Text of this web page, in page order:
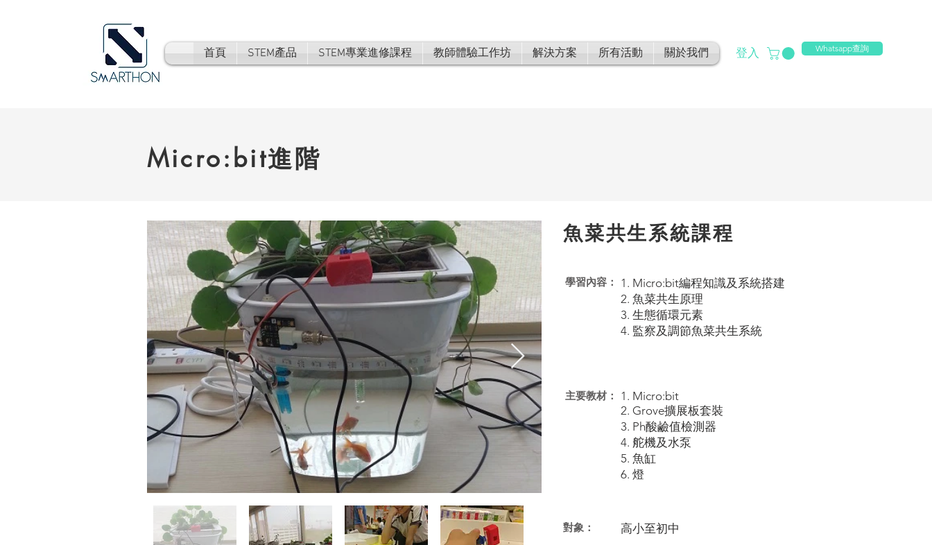
首頁 STEM產品 STEM專業進修課程 教師體驗工作坊 解決方案 所有活動 關於我們 登入 Whatsapp查詢
Micro:bit進階
魚菜共生系統課程
學習內容：
1. Micro:bit編程知識及系統搭建
2. 魚菜共生原理
3. 生態循環元素
4. 監察及調節魚菜共生系統
​主要教材：
1. Micro:bit
2. Grove擴展板套裝
3. Ph酸鹼值檢測器
4. 舵機及水泵
5. 魚缸
6. 燈
對象： 高小至初中